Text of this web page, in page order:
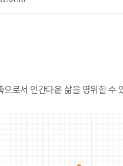
로서 인간다운 삶을 영위할